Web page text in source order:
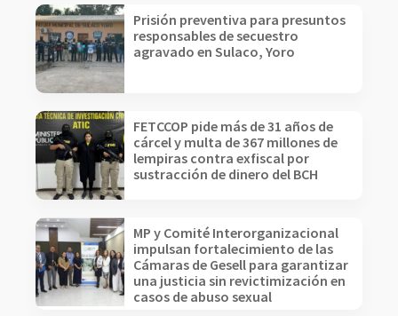
Prisión preventiva para presuntos
responsables de secuestro
agravado en Sulaco, Yoro
FETCCOP pide más de 31 años de
cárcel y multa de 367 millones de
lempiras contra exfiscal por
sustracción de dinero del BCH
MP y Comité Interorganizacional
impulsan fortalecimiento de las
Cámaras de Gesell para garantizar
una justicia sin revictimización en
casos de abuso sexual